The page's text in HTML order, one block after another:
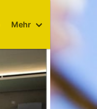
Mehr